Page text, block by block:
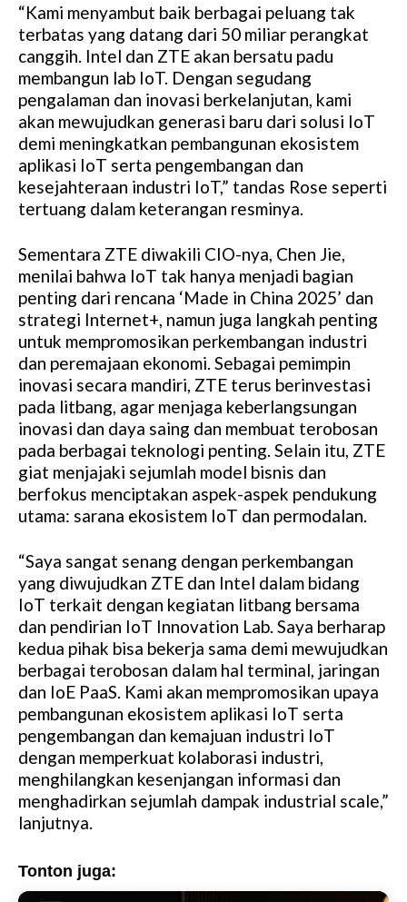
M
u
t
e
“Kami menyambut baik berbagai peluang tak
terbatas yang datang dari 50 miliar perangkat
canggih. Intel dan ZTE akan bersatu padu
membangun lab IoT. Dengan segudang
pengalaman dan inovasi berkelanjutan, kami
akan mewujudkan generasi baru dari solusi IoT
demi meningkatkan pembangunan ekosistem
aplikasi IoT serta pengembangan dan
kesejahteraan industri IoT,” tandas Rose seperti
tertuang dalam keterangan resminya.
Sementara ZTE diwakili CIO-nya, Chen Jie,
menilai bahwa IoT tak hanya menjadi bagian
penting dari rencana ‘Made in China 2025’ dan
strategi Internet+, namun juga langkah penting
untuk mempromosikan perkembangan industri
dan peremajaan ekonomi. Sebagai pemimpin
inovasi secara mandiri, ZTE terus berinvestasi
pada litbang, agar menjaga keberlangsungan
inovasi dan daya saing dan membuat terobosan
pada berbagai teknologi penting. Selain itu, ZTE
giat menjajaki sejumlah model bisnis dan
berfokus menciptakan aspek-aspek pendukung
utama: sarana ekosistem IoT dan permodalan.
“Saya sangat senang dengan perkembangan
yang diwujudkan ZTE dan Intel dalam bidang
IoT terkait dengan kegiatan litbang bersama
dan pendirian IoT Innovation Lab. Saya berharap
kedua pihak bisa bekerja sama demi mewujudkan
berbagai terobosan dalam hal terminal, jaringan
dan IoE PaaS. Kami akan mempromosikan upaya
pembangunan ekosistem aplikasi IoT serta
pengembangan dan kemajuan industri IoT
dengan memperkuat kolaborasi industri,
menghilangkan kesenjangan informasi dan
menghadirkan sejumlah dampak industrial scale,”
lanjutnya.
Tonton juga: